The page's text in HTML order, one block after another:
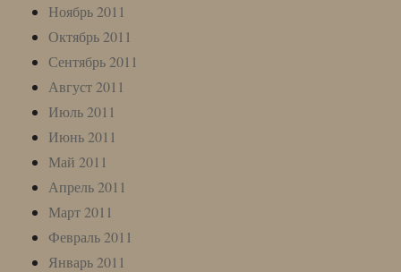
Ноябрь 2011
Октябрь 2011
Сентябрь 2011
Август 2011
Июль 2011
Июнь 2011
Май 2011
Апрель 2011
Март 2011
Февраль 2011
Январь 2011